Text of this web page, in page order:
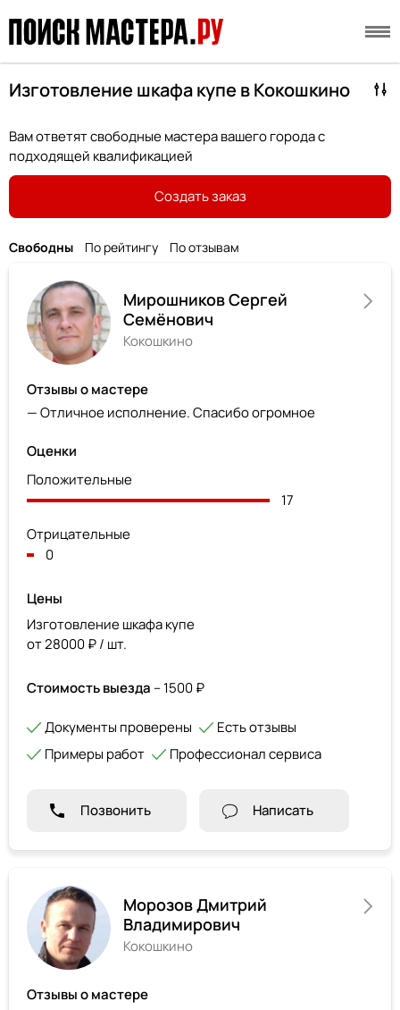
Изготовление шкафа купе в Кокошкино
Вам ответят свободные мастера вашего города с
подходящей квалификацией
Создать заказ
Свободны По рейтингу По отзывам
Мирошников Сергей
Семёнович
Кокошкино
Отзывы о мастере
— Отличное исполнение. Спасибо огромное
Оценки
Положительные
17
Отрицательные
0
Цены
Изготовление шкафа купе
от 28000 ₽ / шт.
Стоимость выезда – 1500 ₽
Документы проверены
Есть отзывы
Примеры работ
Профессионал сервиса
Позвонить Написать
Морозов Дмитрий
Владимирович
Кокошкино
Отзывы о мастере